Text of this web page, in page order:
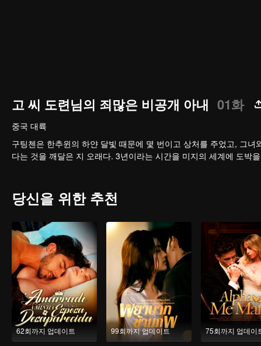
고 씨 도련님의 죄많은 비공개 아내 01화
중국 대륙
구팅첸은 한추윈의 하얀 달빛 때문에 몇 번이고 상처를 주었고, 그
다는 것을 깨달은 지 오래다. 3년이라는 시간을 미지의 세계에 도박
당신을 위한 추천
62회까지 업데이트 99회까지 업데이트 75회까지 업데이